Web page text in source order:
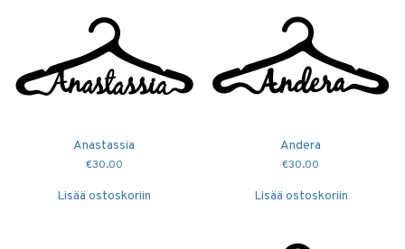
Anastassia
€30.00
Lisää ostoskoriin
Andera
€30.00
Lisää ostoskoriin